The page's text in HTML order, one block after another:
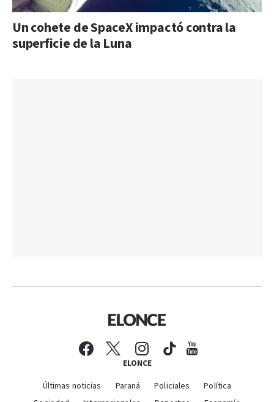
Un cohete de SpaceX impactó contra la
superficie de la Luna
ELONCE
Últimas noticias Paraná Policiales
Política